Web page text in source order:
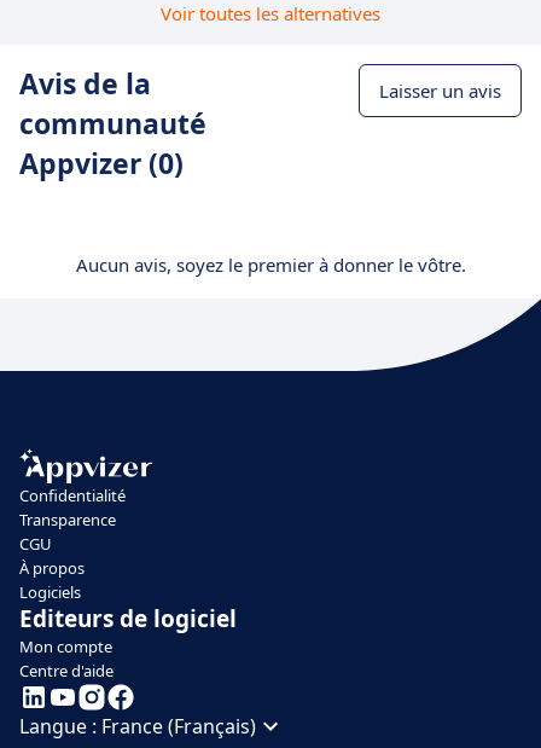
Voir toutes les alternatives
Avis de la
communauté
Appvizer (0)
Laisser un avis
Aucun avis, soyez le premier à donner le vôtre.
Confidentialité
Transparence
CGU
À propos
Logiciels
Editeurs de logiciel
Mon compte
Centre d'aide
Langue : France (Français)